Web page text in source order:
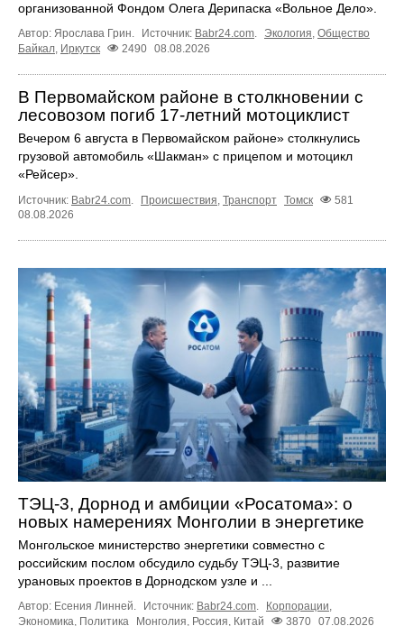
организованной Фондом Олега Дерипаска «Вольное Дело».
Автор: Ярослава Грин. Источник: Babr24.com. Экология, Общество
Байкал, Иркутск 2490 08.08.2026
В Первомайском районе в столкновении с
лесовозом погиб 17-летний мотоциклист
Вечером 6 августа в Первомайском районе» столкнулись
грузовой автомобиль «Шакман» с прицепом и мотоцикл
«Рейсер».
Источник: Babr24.com. Происшествия, Транспорт Томск
581
08.08.2026
ТЭЦ-3, Дорнод и амбиции «Росатома»: о
новых намерениях Монголии в энергетике
Монгольское министерство энергетики совместно с
российским послом обсудило судьбу ТЭЦ‑3, развитие
урановых проектов в Дорнодском узле и ...
Автор: Есения Линней. Источник: Babr24.com. Корпорации,
Экономика, Политика Монголия, Россия, Китай 3870 07.08.2026